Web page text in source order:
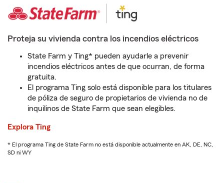
Proteja su vivienda contra los incendios eléctricos
State Farm y Ting* pueden ayudarle a prevenir
incendios eléctricos antes de que ocurran, de forma
gratuita.
El programa Ting solo está disponible para los titulares
de póliza de seguro de propietarios de vivienda no de
inquilinos de State Farm que sean elegibles.
Explora Ting
* El programa Ting de State Farm no está disponible actualmente en AK, DE, NC,
SD ni WY